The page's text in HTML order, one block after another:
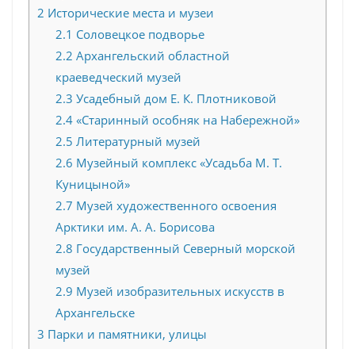
2 Исторические места и музеи
2.1 Соловецкое подворье
2.2 Архангельский областной
краеведческий музей
2.3 Усадебный дом Е. К. Плотниковой
2.4«Старинный особняк на Набережной»
2.5 Литературный музей
2.6 Музейный комплекс «Усадьба М. Т.
Куницыной»
2.7 Музей художественного освоения
Арктики им. А. А. Борисова
2.8 Государственный Северный морской
музей
2.9 Музей изобразительных искусств в
Архангельске
3 Парки и памятники, улицы